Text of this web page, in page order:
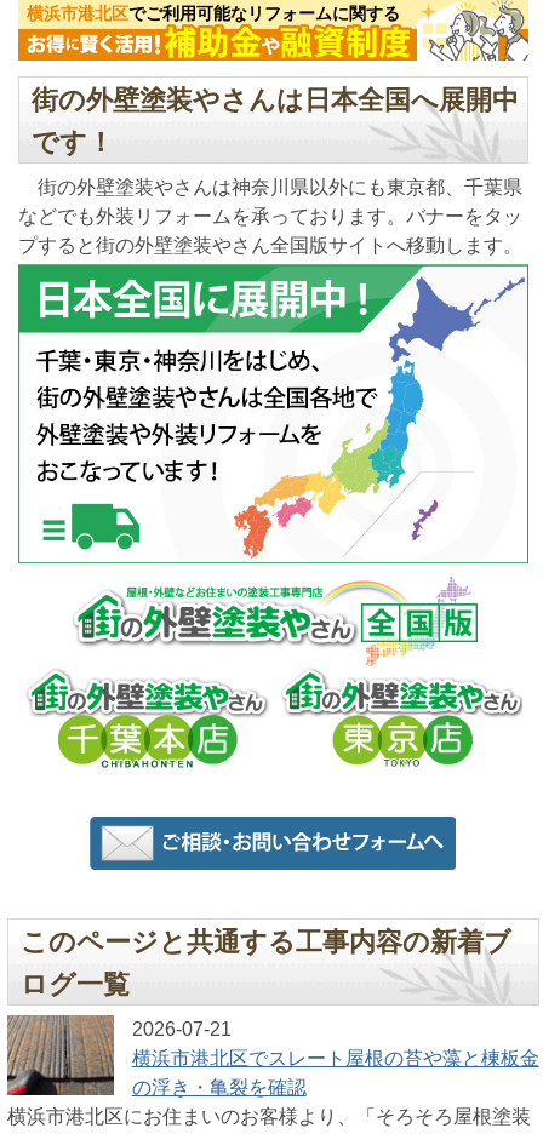
横浜市港北区でご利用可能なリフォームに関する
街の外壁塗装やさんは日本全国へ展開中
です！
街の外壁塗装やさんは神奈川県以外にも東京都、千葉県
などでも外装リフォームを承っております。バナーをタッ
プすると街の外壁塗装やさん全国版サイトへ移動します。
このページと共通する工事内容の新着ブ
ログ一覧
2026-07-21
横浜市港北区でスレート屋根の苔や藻と棟板金
の浮き・亀裂を確認
横浜市港北区にお住まいのお客様より、「そろそろ屋根塗装